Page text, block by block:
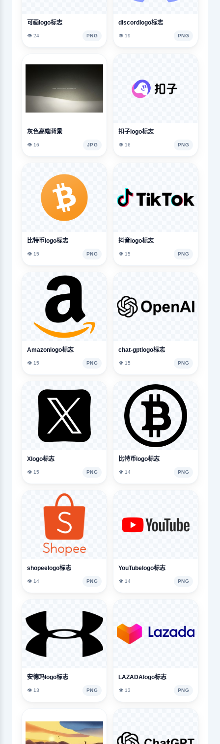
可画logo标志
👁️ 24 PNG
discordlogo标志
👁️ 19 PNG
灰色高端背景
👁️ 16 JPG
扣子logo标志
👁️ 16 PNG
比特币logo标志
👁️ 15 PNG
抖音logo标志
👁️ 15 PNG
Amazonlogo标志
👁️ 15 PNG
chat-gptlogo标志
👁️ 15 PNG
Xlogo标志
👁️ 15 PNG
比特币logo标志
👁️ 14 PNG
shopeelogo标志
👁️ 14 PNG
YouTubelogo标志
👁️ 14 PNG
安德玛logo标志
👁️ 13 PNG
LAZADAlogo标志
👁️ 13 PNG